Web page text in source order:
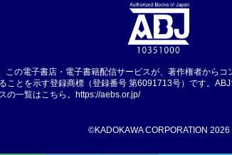
この電子書店・電子書籍配信サービスが、著作権者から
ことを示す登録商標（登録番号 第6091713号）です。
の一覧はこちら。 https://aebs.or.jp/
©KADOKAWA CORPORATION 2026